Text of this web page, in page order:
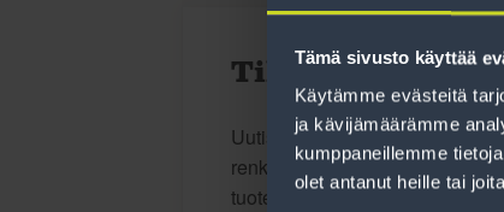
Tämä sivusto käyttää
Käytämme evästeitä
ja kävijämäärämme
kumppaneillemme
olet antanut heille tai
Tilaa uutiskirje
Uutiskirjeessä saat
renkaisiin liittyen,
tuotetarjouksemme.